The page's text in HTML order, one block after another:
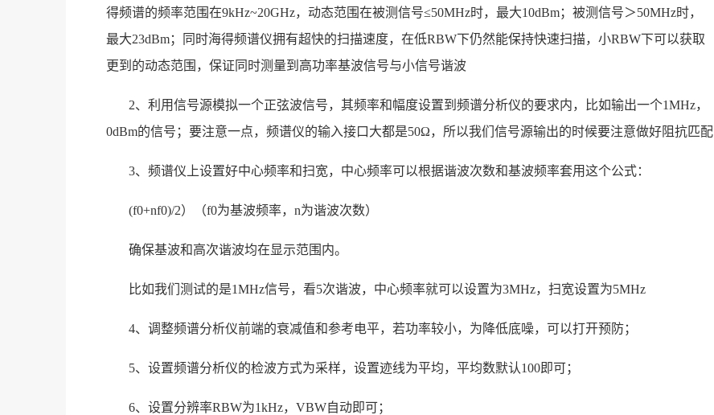
得频谱的频率范围在9kHz~20GHz，动态范围在被测信号≤50MHz时，最大10dBm；被测信号＞50MHz时，
最大23dBm；同时海得频谱仪拥有超快的扫描速度，在低RBW下仍然能保持快速扫描，小RBW下可以获取
更到的动态范围，保证同时测量到高功率基波信号与小信号谐波
2、利用信号源模拟一个正弦波信号，其频率和幅度设置到频谱分析仪的要求内，比如输出一个1MHz，
0dBm的信号；要注意一点，频谱仪的输入接口大都是50Ω，所以我们信号源输出的时候要注意做好阻抗匹配
3、频谱仪上设置好中心频率和扫宽，中心频率可以根据谐波次数和基波频率套用这个公式：
(f0+nf0)/2）（f0为基波频率，n为谐波次数）
确保基波和高次谐波均在显示范围内。
比如我们测试的是1MHz信号，看5次谐波，中心频率就可以设置为3MHz，扫宽设置为5MHz
4、调整频谱分析仪前端的衰减值和参考电平，若功率较小，为降低底噪，可以打开预防；
5、设置频谱分析仪的检波方式为采样，设置迹线为平均，平均数默认100即可；
6、设置分辨率RBW为1kHz，VBW自动即可；